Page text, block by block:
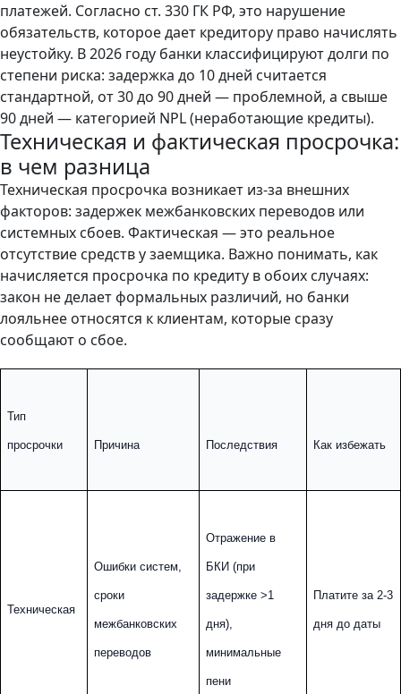
платежей. Согласно ст. 330 ГК РФ, это нарушение
обязательств, которое дает кредитору право начислять
неустойку. В 2026 году банки классифицируют долги по
степени риска: задержка до 10 дней считается
стандартной, от 30 до 90 дней — проблемной, а свыше
90 дней — категорией NPL (неработающие кредиты).
Техническая и фактическая просрочка:
в чем разница
Техническая просрочка возникает из-за внешних
факторов: задержек межбанковских переводов или
системных сбоев. Фактическая — это реальное
отсутствие средств у заемщика. Важно понимать, как
начисляется просрочка по кредиту в обоих случаях:
закон не делает формальных различий, но банки
лояльнее относятся к клиентам, которые сразу
сообщают о сбое.
Тип
просрочки Причина Последствия Как избежать
Техническая
Ошибки систем,
сроки
межбанковских
переводов
Отражение в
БКИ (при
задержке >1
дня),
минимальные
пени
Платите за 2-3
дня до даты